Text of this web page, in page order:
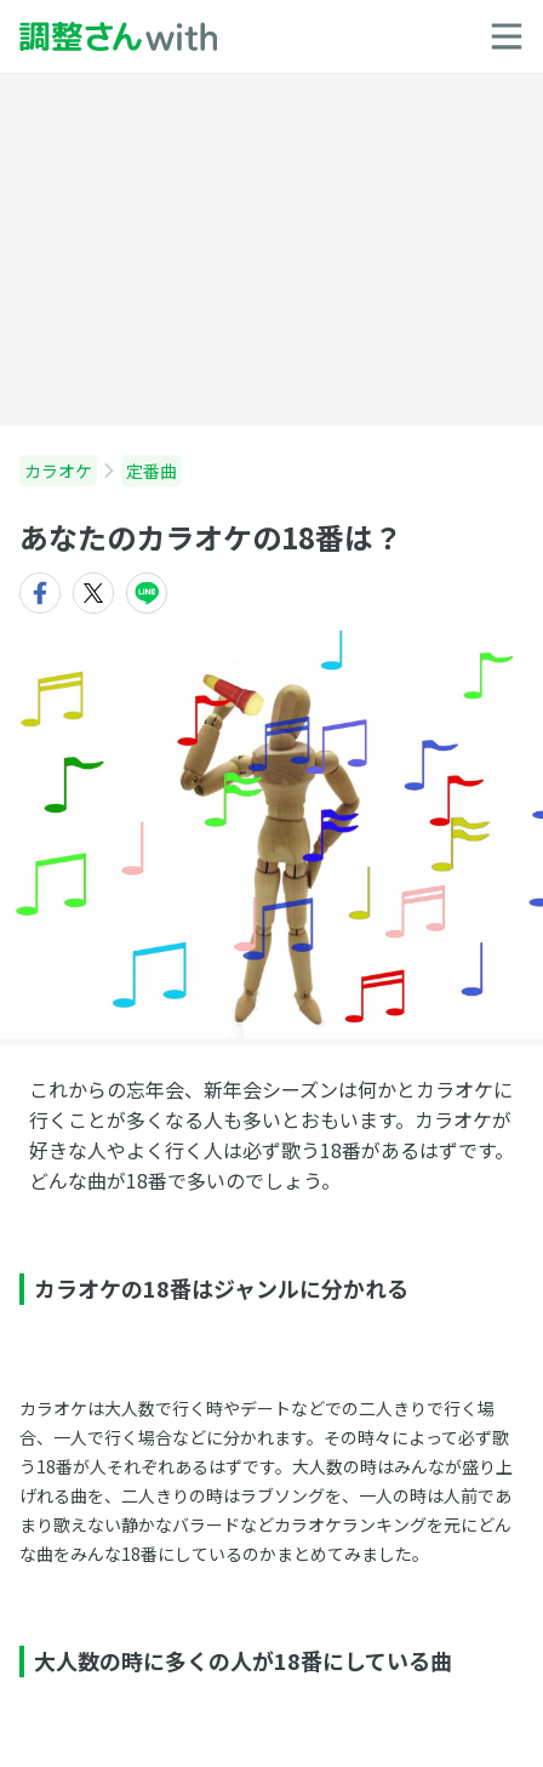
カラオケ 定番曲
あなたのカラオケの18番は？
これからの忘年会、新年会シーズンは何かとカラオケに
行くことが多くなる人も多いとおもいます。カラオケが
好きな人やよく行く人は必ず歌う18番があるはずです。
どんな曲が18番で多いのでしょう。
カラオケの18番はジャンルに分かれる
カラオケは大人数で行く時やデートなどでの二人きりで行く場
合、一人で行く場合などに分かれます。その時々によって必ず歌
う18番が人それぞれあるはずです。大人数の時はみんなが盛り上
げれる曲を、二人きりの時はラブソングを、一人の時は人前であ
まり歌えない静かなバラードなどカラオケランキングを元にどん
な曲をみんな18番にしているのかまとめてみました。
大人数の時に多くの人が18番にしている曲